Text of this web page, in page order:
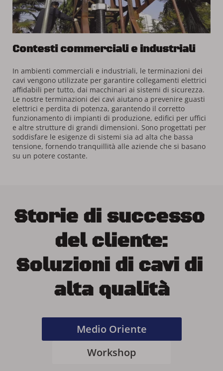
Contesti commerciali e industriali
In ambienti commerciali e industriali, le terminazioni dei
cavi vengono utilizzate per garantire collegamenti elettrici
affidabili per tutto, dai macchinari ai sistemi di sicurezza.
Le nostre terminazioni dei cavi aiutano a prevenire guasti
elettrici e perdita di potenza, garantendo il corretto
funzionamento di impianti di produzione, edifici per uffici
e altre strutture di grandi dimensioni. Sono progettati per
soddisfare le esigenze di sistemi sia ad alta che bassa
tensione, fornendo tranquillità alle aziende che si basano
su un potere costante.
Storie di successo
del cliente:
Soluzioni di cavi di
alta qualità
Medio Oriente
Workshop